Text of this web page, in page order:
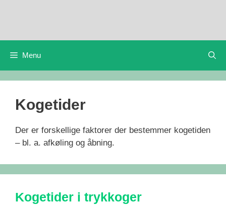
Menu
Kogetider
Der er forskellige faktorer der bestemmer kogetiden
– bl. a. afkøling og åbning.
Kogetider i trykkoger